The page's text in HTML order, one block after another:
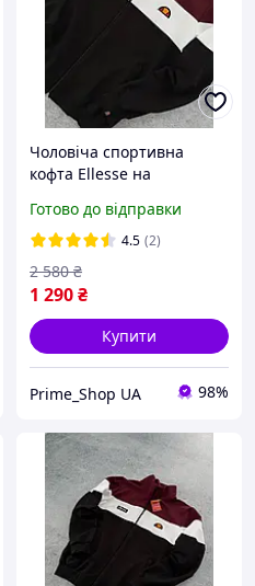
Чоловіча спортивна
кофта Ellesse на
еллесе чорна біла еліс
весна осінь Туреччина
Модна турецька двунитка
Готово до відправки
4.5 (2)
1 290₴
2 580 ₴
Купити
Prime_Shop UA 98%